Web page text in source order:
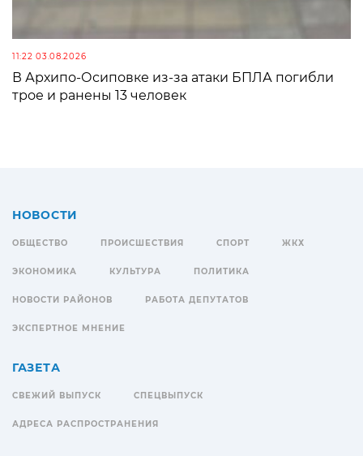
11:22 03.08.2026
В Архипо-Осиповке из-за атаки БПЛА погибли
трое и ранены 13 человек
НОВОСТИ
ОБЩЕСТВО ПРОИСШЕСТВИЯ СПОРТ ЖКХ
ЭКОНОМИКА КУЛЬТУРА ПОЛИТИКА
НОВОСТИ РАЙОНОВ РАБОТА ДЕПУТАТОВ
ЭКСПЕРТНОЕ МНЕНИЕ
ГАЗЕТА
СВЕЖИЙ ВЫПУСК СПЕЦВЫПУСК
АДРЕСА РАСПРОСТРАНЕНИЯ